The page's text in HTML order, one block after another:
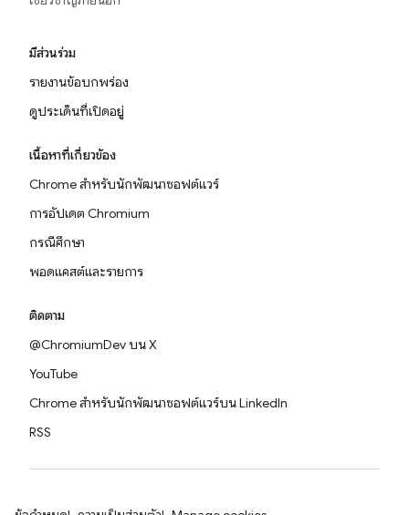
มีส่วนร่วม
รายงานข้อบกพร่อง
ดูประเด็นที่เปิดอยู่
เนื้อหาที่เกี่ยวข้อง
Chrome สำหรับนักพัฒนาซอฟต์แวร์
การอัปเดต Chromium
กรณีศึกษา
พอดแคสต์และรายการ
ติดตาม
@ChromiumDev บน X
YouTube
Chrome สำหรับนักพัฒนาซอฟต์แวร์บน LinkedIn
RSS